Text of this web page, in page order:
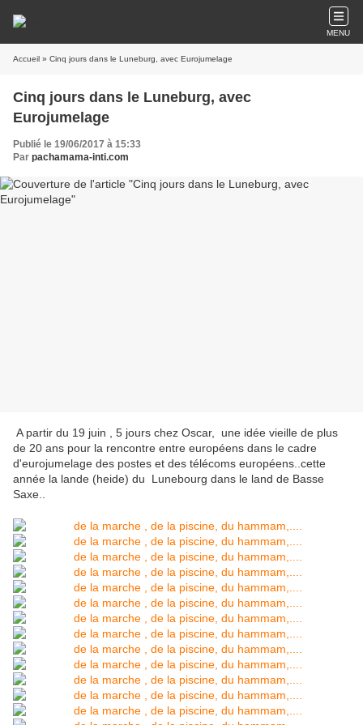
MENU
Accueil » Cinq jours dans le Luneburg, avec Eurojumelage
Cinq jours dans le Luneburg, avec
Eurojumelage
Publié le 19/06/2017 à 15:33
Par pachamama-inti.com
A partir du 19 juin , 5 jours chez Oscar, une idée vieille de plus
de 20 ans pour la rencontre entre européens dans le cadre
d'eurojumelage des postes et des télécoms européens..cette
année la lande (heide) du Lunebourg dans le land de Basse
Saxe..